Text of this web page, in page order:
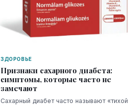
ЗДОРОВЬЕ
Признаки сахарного диабета:
симптомы, которые часто не
замечают
Сахарный диабет часто называют «тихой